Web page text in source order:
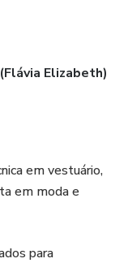
Elizabeth)
em vestuário,
em moda e
para